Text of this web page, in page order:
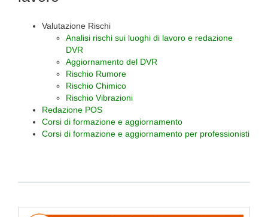
Valutazione Rischi
Analisi rischi sui luoghi di lavoro e redazione
DVR
Aggiornamento del DVR
Rischio Rumore
Rischio Chimico
Rischio Vibrazioni
Redazione POS
Corsi di formazione e aggiornamento
Corsi di formazione e aggiornamento per professionisti